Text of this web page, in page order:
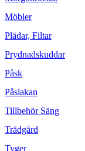
Möbler
Plädar, Filtar
Prydnadskuddar
Påsk
Påslakan
Tillbehör Säng
Trädgård
Tyger